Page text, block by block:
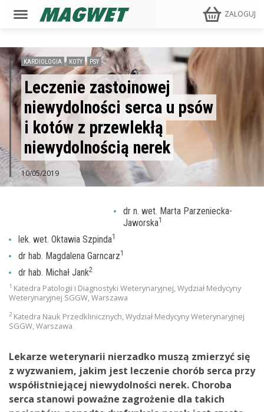
ZALOGUJ
KARDIOLOGIA KOTY PSY
Leczenie zastoinowej
niewydolności serca u psów
i kotów z przewlekłą
niewydolnością nerek
10/05/2019
dr n. wet. Marta Parzeniecka-
Jaworska1
lek. wet. Oktawia Szpinda1
dr hab. Magdalena Garncarz1
dr hab. Michał Jank2
1 Katedra Patologii i Diagnostyki Weterynaryjnej, Wydział Medycyny
Weterynaryjnej SGGW, Warszawa
2 Katedra Nauk Przedklinicznych, Wydział Medycyny Weterynaryjnej
SGGW, Warszawa
Lekarze weterynarii nierzadko muszą zmierzyć się
z wyzwaniem, jakim jest leczenie chorób serca przy
współistniejącej niewydolności nerek. Choroba
serca stanowi poważne zagrożenie dla takich